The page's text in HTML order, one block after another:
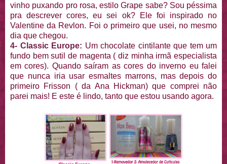
vinho puxando pro rosa, estilo Grape sabe? Sou péssima
pra descrever cores, eu sei ok? Ele foi inspirado no
Valentine da Revlon. Foi o primeiro que usei, no mesmo
dia que chegou.
4- Classic Europe: Um chocolate cintilante que tem um
fundo bem sutil de magenta ( diz minha irmã especialista
em cores). Quando saíram as cores do inverno eu falei
que nunca iria usar esmaltes marrons, mas depois do
primeiro Frisson ( da Ana Hickman) que comprei não
parei mais! E este é lindo, tanto que estou usando agora.